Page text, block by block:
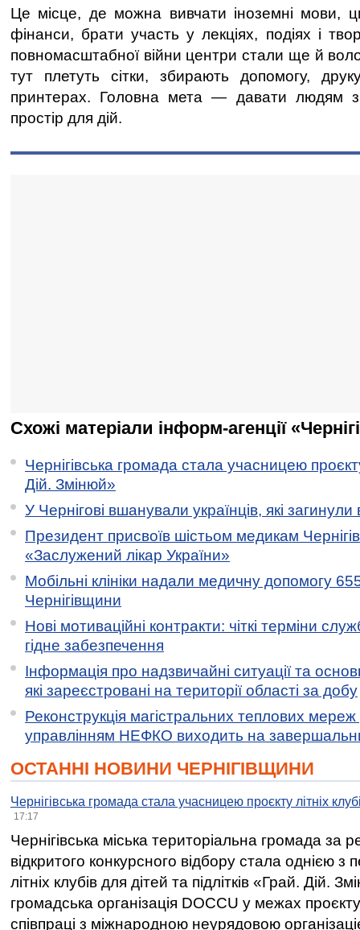
Це місце, де можна вивчати іноземні мови,
фінанси, брати участь у лекціях, подіях і
повномасштабної війни центри стали ще й
тут плетуть сітки, збирають допомогу,
принтерах. Головна мета — давати людям
простір для дій.
Схожі матеріали інформ-агенції
Чернігівська громада стала учасницею
Дій. Змінюй»
У Чернігові вшанували українців, які загинули
Президент присвоїв шістьом медикам
«Заслужений лікар України»
Мобільні клініки надали медичну допомогу
Чернігівщини
Нові мотиваційні контракти: чіткі терміни
гідне забезпечення
Інформація про надзвичайні ситуації та
які зареєстровані на території області за добу
Реконструкція магістральних теплових мереж
управлінням НЕФКО виходить на
ОСТАННІ НОВИНИ ЧЕРНІГІВЩИНИ
Чернігівська громада стала учасницею проєкту літніх
17:17
Чернігівська міська територіальна громада за
відкритого конкурсного відбору стала однією
літніх клубів для дітей та підлітків «Грай. Дій.
громадська організація DOCCU у межах
співпраці з міжнародною неурядовою